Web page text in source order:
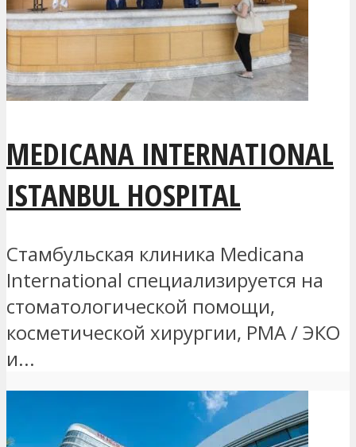
MEDICANA INTERNATIONAL
ISTANBUL HOSPITAL
Стамбульская клиника Medicana
International специализируется на
стоматологической помощи,
косметической хирургии, РМА / ЭКО
и...